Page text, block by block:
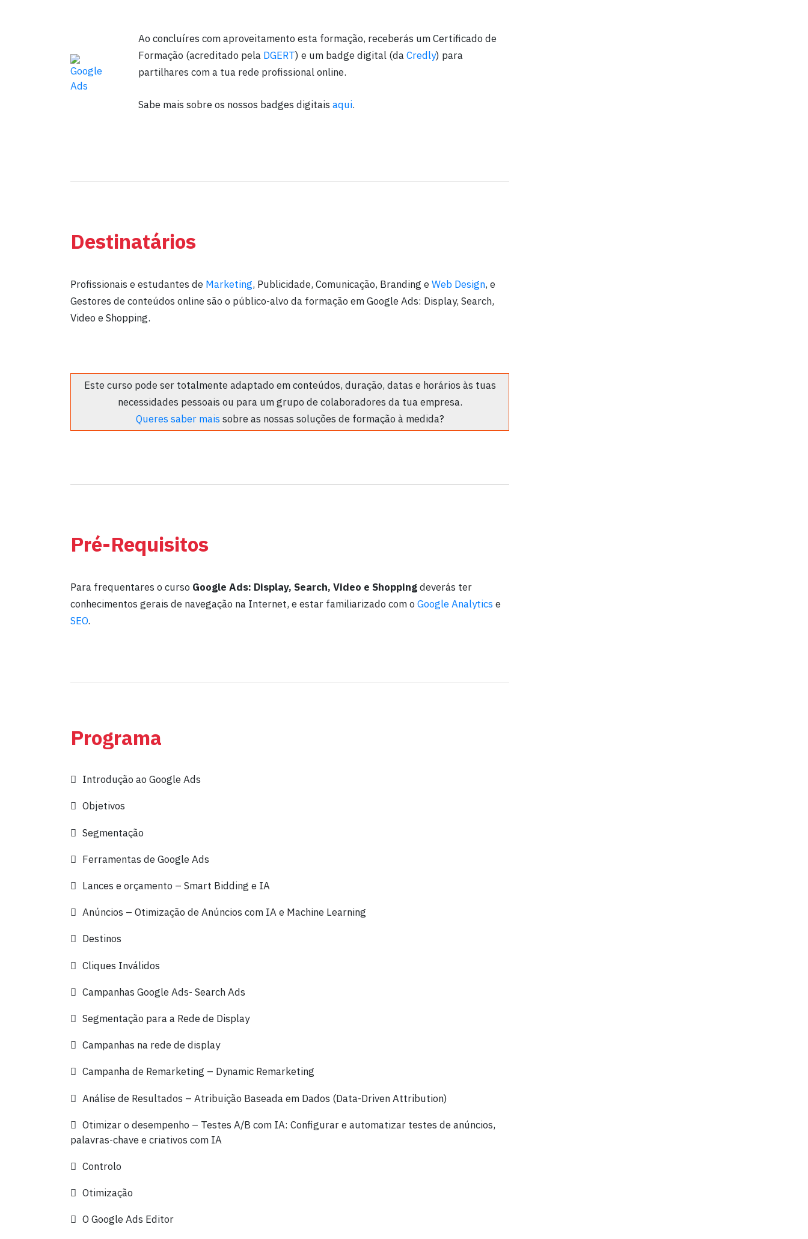
Ao concluíres com aproveitamento esta formação, receberás um Certificado de
Formação (acreditado pela DGERT) e um badge digital (daCredly) para
partilhares com a tua rede profissional online.
Sabe mais sobre os nossos badges digitais aqui.
Destinatários
Profissionais e estudantes de Marketing, Publicidade, Comunicação, Branding eWeb Design, e
Gestores de conteúdos online são o público-alvo da formação em Google Ads: Display, Search,
Video e Shopping.
Este curso pode ser totalmente adaptado em conteúdos, duração, datas e horários às tuas
necessidades pessoais ou para um grupo de colaboradores da tua empresa.
Queres saber mais sobre as nossas soluções de formação à medida?
Pré-Requisitos
Para frequentares o curso Google Ads: Display, Search, Video e Shoppingdeverás ter
conhecimentos gerais de navegação na Internet, e estar familiarizado com o Google Analytics e
SEO.
Programa
Introdução ao Google Ads
Objetivos
Segmentação
Ferramentas de Google Ads
Lances e orçamento – Smart Bidding e IA
Anúncios – Otimização de Anúncios com IA e Machine Learning
Destinos
Cliques Inválidos
Campanhas Google Ads- Search Ads
Segmentação para a Rede de Display
Campanhas na rede de display
Campanha de Remarketing – Dynamic Remarketing
Análise de Resultados – Atribuição Baseada em Dados (Data-Driven Attribution)
Otimizar o desempenho – Testes A/B com IA: Configurar e automatizar testes de anúncios,
palavras-chave e criativos com IA
Controlo
Otimização
O Google Ads Editor